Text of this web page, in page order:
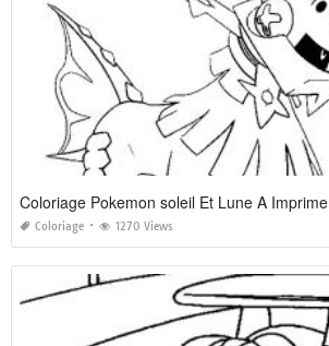
Coloriage Pokemon soleil Et Lune A
Coloriage 1270 Views